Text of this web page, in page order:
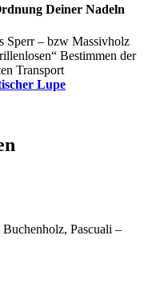
Deiner Nadeln
Sperr – bzw Massivholz
Bestimmen der
Transport
Lupe
Pascuali –